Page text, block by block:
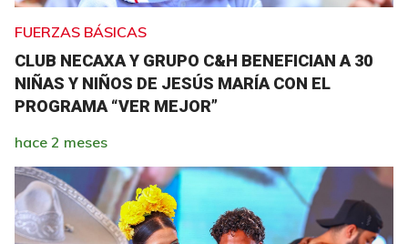
FUERZAS BÁSICAS
CLUB NECAXA Y GRUPO C&H BENEFICIAN A 30
NIÑAS Y NIÑOS DE JESÚS MARÍA CON EL
PROGRAMA “VER MEJOR”
hace 2 meses